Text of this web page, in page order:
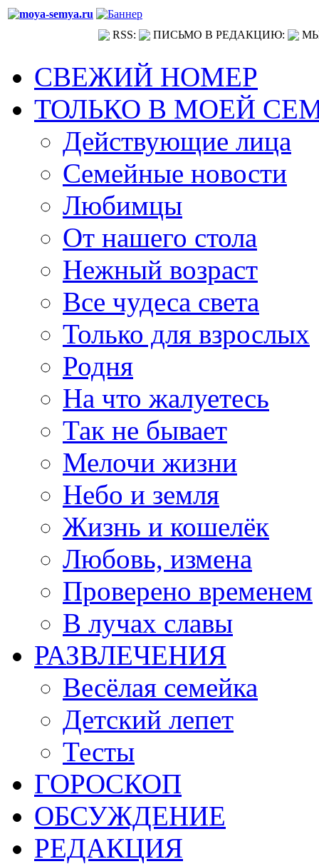
RSS: ПИСЬМО В РЕДАКЦИЮ:
СВЕЖИЙ НОМЕР
ТОЛЬКО В МОЕЙ
Действующие лица
Семейные новости
Любимцы
От нашего стола
Нежный возраст
Все чудеса света
Только для взрослых
Родня
На что жалуетесь
Так не бывает
Мелочи жизни
Небо и земля
Жизнь и кошелёк
Любовь, измена
Проверено временем
В лучах славы
РАЗВЛЕЧЕНИЯ
Весёлая семейка
Детский лепет
Тесты
ГОРОСКОП
ОБСУЖДЕНИЕ
РЕДАКЦИЯ